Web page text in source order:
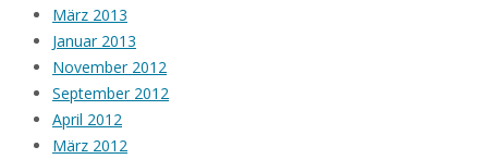
März 2013
Januar 2013
November 2012
September 2012
April 2012
März 2012